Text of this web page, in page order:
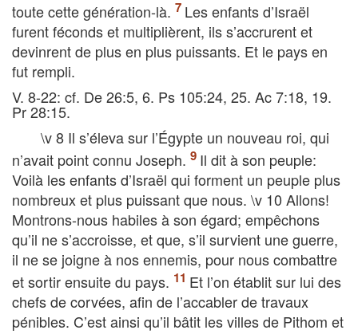
toute cette génération-là.
Les enfants d’Israël
furent féconds et multiplièrent, ils s’accrurent et
devinrent de plus en plus puissants. Et le pays en
fut rempli.
V. 8-22: cf. De 26:5, 6. Ps 105:24, 25. Ac 7:18, 19.
Pr 28:15.
\v 8 Il s’éleva sur l’Égypte un nouveau roi, qui
n’avait point connu Joseph.
Il dit à son peuple:
Voilà les enfants d’Israël qui forment un peuple plus
nombreux et plus puissant que nous. \v 10 Allons!
Montrons-nous habiles à son égard; empêchons
qu’il ne s’accroisse, et que, s’il survient une guerre,
il ne se joigne à nos ennemis, pour nous combattre
et sortir ensuite du pays.
Et l’on établit sur lui des
chefs de corvées, afin de l’accabler de travaux
pénibles. C’est ainsi qu’il bâtit les villes de Pithom et